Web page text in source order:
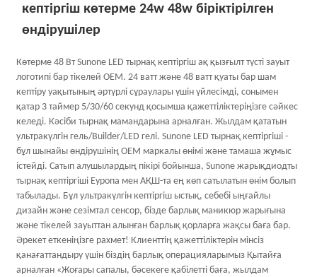
кептіргіш көтерме 24w 48w біріктірілген
өндірушілер
Көтерме 48 Вт Sunone LED тырнақ кептіргіш ақ қызғылт түсті зауыт
логотипі бар тікелей OEM. 24 ватт және 48 ватт қуаты бар шам
кептіру уақытының әртүрлі сұраулары үшін үйлесімді, сонымен
қатар 3 таймер 5/30/60 секунд қосымша қажеттіліктеріңізге сәйкес
келеді. Кәсіби тырнақ мамандарына арналған. Жылдам қататын
ультракүлгін гель/Builder/LED гелі. Sunone LED тырнақ кептіргіші -
бұл шынайы өндірушінің OEM маркалы өнімі және тамаша жұмыс
істейді. Сатып алушылардың пікірі бойынша, Sunone жарықдиодты
тырнақ кептіргіші Еуропа мен АҚШ-та ең көп сатылатын өнім болып
табылады. Бұл ультракүлгін кептіргіш ыстық, себебі ыңғайлы
дизайн және сезімтал сенсор, бізде барлық маникюр жарығына
және тікелей зауыттан алынған барлық қорларға жақсы баға бар.
Әрекет еткеніңізге рахмет! Клиенттің қажеттіліктерін мінсіз
қанағаттандыру үшін біздің барлық операцияларымыз Қытайға
арналған «Жоғары сапалы, бәсекеге қабілетті баға, жылдам